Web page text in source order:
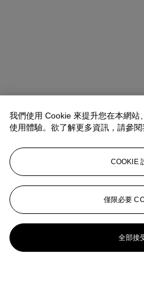
我們使用 Cookie 來提升您在本網站
使用體驗。欲了解更多資訊，請參閱
COOKIE
僅限必要
全部接